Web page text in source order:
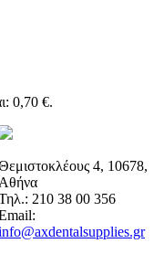
0,70 €.
4, 10678,
Αθήνα
210 38 00 356